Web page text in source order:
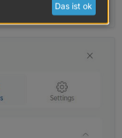
Das ist ok